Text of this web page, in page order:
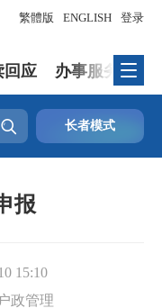
登录
繁體版 ENGLISH
回应 办事服务
 长者模式
报
15:10
政管理